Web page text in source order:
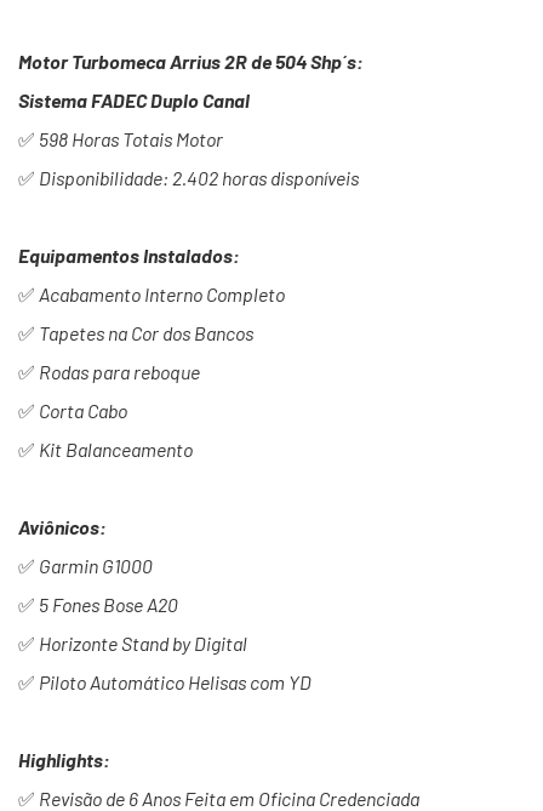
Motor Turbomeca Arrius 2R de 504 Shp´s:
Sistema FADEC Duplo Canal
✅ 598 Horas Totais Motor
✅ Disponibilidade: 2.402 horas disponíveis
Equipamentos Instalados:
✅ Acabamento Interno Completo
✅ Tapetes na Cor dos Bancos
✅ Rodas para reboque
✅ Corta Cabo
✅ Kit Balanceamento
Aviônicos:
✅ Garmin G1000
✅ 5 Fones Bose A20
✅ Horizonte Stand by Digital
✅ Piloto Automático Helisas com YD
Highlights:
✅ Revisão de 6 Anos Feita em Oficina Credenciada